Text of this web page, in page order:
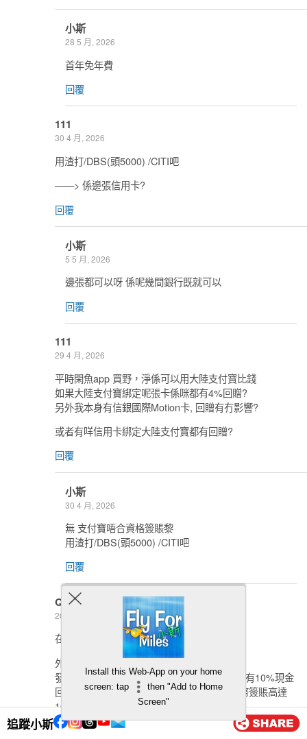
追蹤小斯
小斯
28 5 月, 2026
首年免年費
回覆
111
30 4 月, 2026
用渣打/DBS(頭5000) /CITI吧
——> 係邊張信用卡?
回覆
小斯
5 5 月, 2026
邊張都可以呀 係呢幾間銀行既就可以
回覆
111
29 4 月, 2026
平時閑魚app 買野，淨係可以用大陸支付寶比錢
如果大陸支付寶綁定呢張卡係咪都有4%回贈?
另外我本身有信銀國際Motion卡, 回贈有冇影響?
或者有咩信用卡綁定大陸支付寶都有回贈?
回覆
小斯
30 4 月, 2026
無 支付寶唔合資格簽賬黎
用渣打/DBS(頭5000) /CITI吧
回覆
Qq
20 4 月, 2026
在迎新優惠2選1中：
外幣簽賬10%現金回贈：
發卡日起計首3個月內外幣簽賬 (包括人民幣) 有10%現金
回贈，最多賺HK$1,000現金回贈 (連同人民幣簽賬高達
10%現金回贈，加埋有高達20%現金回贈！)
情景: 在微信支付中綁定信用卡並以人民幣網上單一簽帳
Install this Web-App on your home
screen: tap
then "Add to Home
Screen"